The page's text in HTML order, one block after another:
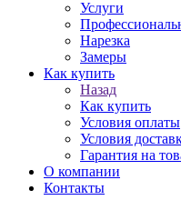
Услуги
Нарезка
Замеры
Как купить
Назад
Как купить
Условия оплаты
Условия
Гарантия на
О компании
Контакты